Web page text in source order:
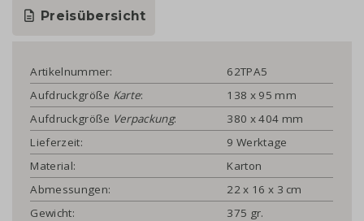
Preisübersicht
Artikelnummer:
62TPA5
Aufdruckgröße Karte:
138 x 95 mm
Aufdruckgröße Verpackung:
380 x 404 mm
Lieferzeit:
9 Werktage
Material:
Karton
Abmessungen:
22 x 16 x 3 cm
Gewicht:
375 gr.